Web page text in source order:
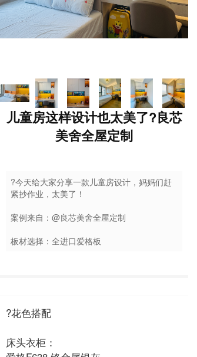
儿童房这样设计也太美了?良芯
美舍全屋定制
?今天给大家分享一款儿童房设计，妈妈们赶
紧抄作业，太美了！
案例来自：@良芯美舍全屋定制
板材选择：全进口爱格板
?花色搭配
床头衣柜：